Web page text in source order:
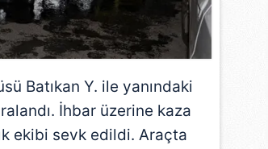
Batıkan Y. ile yanındaki
İhbar üzerine kaza
ekibi sevk edildi. Araçta